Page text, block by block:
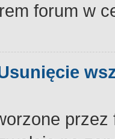
forum w